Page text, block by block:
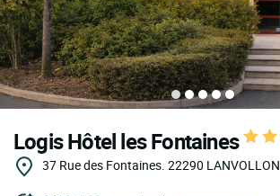
Logis Hôtel les Fontaines
37 Rue des Fontaines. 22290 LANVOLLON